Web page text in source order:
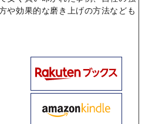
や効果的な磨き上げの方法なども